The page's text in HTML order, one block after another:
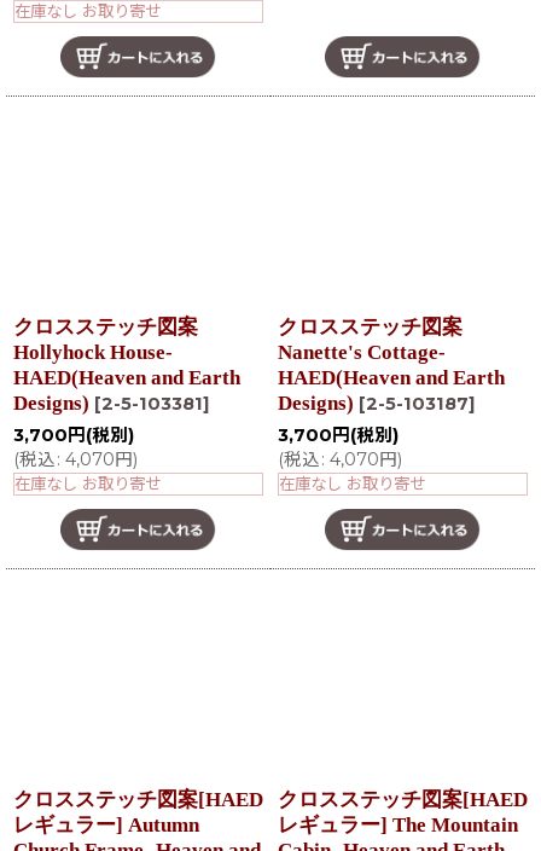
在庫なし お取り寄せ
クロスステッチ図案
Hollyhock House-
HAED(Heaven and Earth
Designs) [2-5-103381]
3,700 円 (税別)
(税込: 4,070円)
在庫なし お取り寄せ
クロスステッチ図案
Nanette's Cottage-
HAED(Heaven and Earth
Designs) [2-5-103187]
3,700 円 (税別)
(税込: 4,070円)
在庫なし お取り寄せ
クロスステッチ図案[HAED
レギュラー] Autumn
クロスステッチ図案[HAED
レギュラー] The Mountain